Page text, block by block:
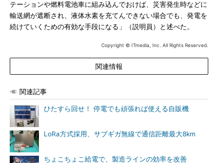
テーションや燃料電池車に組み込んでおけば、災害発生時などに
輸送網が遮断され、液体水素を充てんできない場合でも、発電を
続けていくための有効な手段になる」（説明員）と述べた。
Copyright © ITmedia, Inc. All Rights Reserved.
関連情報
関連記事
ひたすら回せ！ 停電でも頑張れば使える自販機
LoRa方式採用、サブギガ無線で通信距離最大8km
ちょこちょこ給電で、製造ラインの効率を改善